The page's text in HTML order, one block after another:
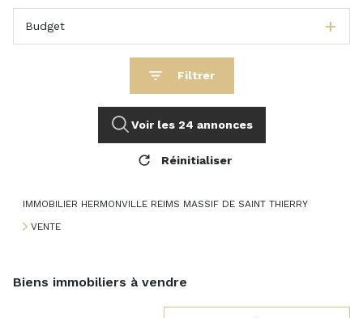
Budget
Filtrer
Voir les 24 annonces
Réinitialiser
IMMOBILIER HERMONVILLE REIMS MASSIF DE SAINT THIERRY
VENTE
Biens immobiliers à vendre